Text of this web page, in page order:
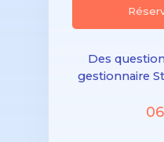
Des
gestionnaire